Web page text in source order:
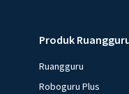
Produk
Ruangguru
Roboguru Plus